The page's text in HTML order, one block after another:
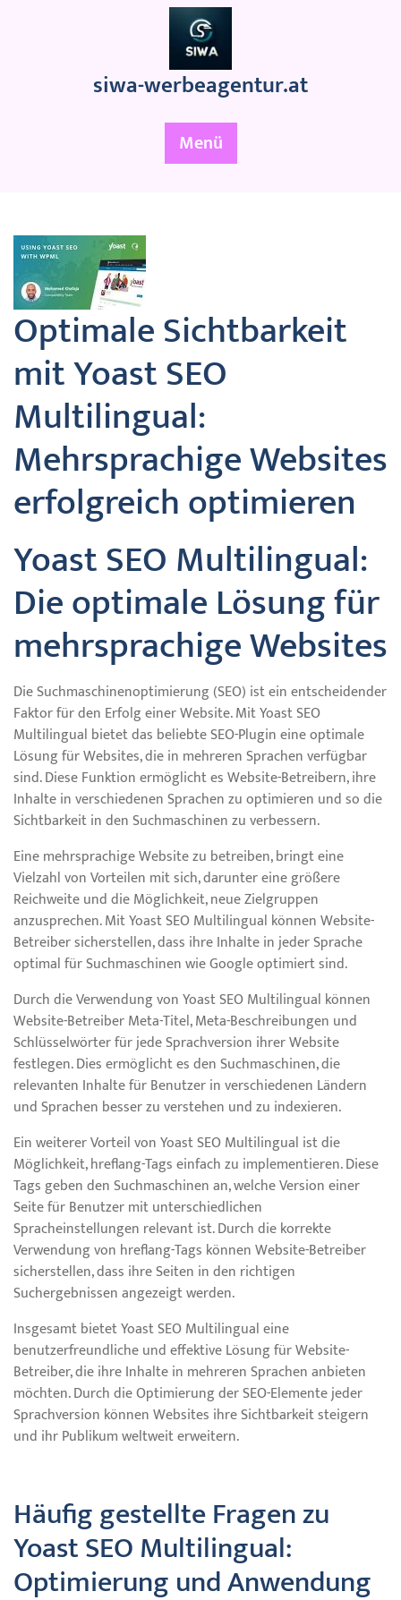
siwa-werbeagentur.at
Menü
Optimale Sichtbarkeit
mit Yoast SEO
Multilingual:
Mehrsprachige Websites
erfolgreich optimieren
Yoast SEO Multilingual:
Die optimale Lösung für
mehrsprachige Websites
Die Suchmaschinenoptimierung (SEO) ist ein entscheidender
Faktor für den Erfolg einer Website. Mit Yoast SEO
Multilingual bietet das beliebte SEO-Plugin eine optimale
Lösung für Websites, die in mehreren Sprachen verfügbar
sind. Diese Funktion ermöglicht es Website-Betreibern, ihre
Inhalte in verschiedenen Sprachen zu optimieren und so die
Sichtbarkeit in den Suchmaschinen zu verbessern.
Eine mehrsprachige Website zu betreiben, bringt eine
Vielzahl von Vorteilen mit sich, darunter eine größere
Reichweite und die Möglichkeit, neue Zielgruppen
anzusprechen. Mit Yoast SEO Multilingual können Website-
Betreiber sicherstellen, dass ihre Inhalte in jeder Sprache
optimal für Suchmaschinen wie Google optimiert sind.
Durch die Verwendung von Yoast SEO Multilingual können
Website-Betreiber Meta-Titel, Meta-Beschreibungen und
Schlüsselwörter für jede Sprachversion ihrer Website
festlegen. Dies ermöglicht es den Suchmaschinen, die
relevanten Inhalte für Benutzer in verschiedenen Ländern
und Sprachen besser zu verstehen und zu indexieren.
Ein weiterer Vorteil von Yoast SEO Multilingual ist die
Möglichkeit, hreflang-Tags einfach zu implementieren. Diese
Tags geben den Suchmaschinen an, welche Version einer
Seite für Benutzer mit unterschiedlichen
Spracheinstellungen relevant ist. Durch die korrekte
Verwendung von hreflang-Tags können Website-Betreiber
sicherstellen, dass ihre Seiten in den richtigen
Suchergebnissen angezeigt werden.
Insgesamt bietet Yoast SEO Multilingual eine
benutzerfreundliche und effektive Lösung für Website-
Betreiber, die ihre Inhalte in mehreren Sprachen anbieten
möchten. Durch die Optimierung der SEO-Elemente jeder
Sprachversion können Websites ihre Sichtbarkeit steigern
und ihr Publikum weltweit erweitern.
Häufig gestellte Fragen zu
Yoast SEO Multilingual:
Optimierung und Anwendung